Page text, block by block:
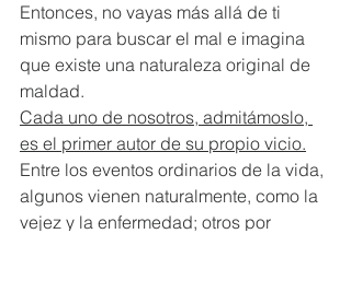
Entonces, no vayas más allá de ti
mismo para buscar el mal e imagina
que existe una naturaleza original de
maldad.
Cada uno de nosotros, admitámoslo,
es el primer autor de su propio vicio.
Entre los eventos ordinarios de la vida,
algunos vienen naturalmente, como la
vejez y la enfermedad; otros por